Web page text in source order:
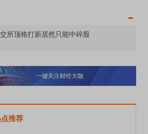
为——比亚迪智能化战略发布会
一键关注财经大咖
推荐